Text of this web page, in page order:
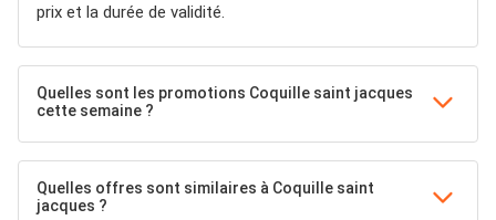
prix et la durée de validité.
Quelles sont les promotions Coquille saint jacques
cette semaine ?
Quelles offres sont similaires à Coquille saint
jacques ?